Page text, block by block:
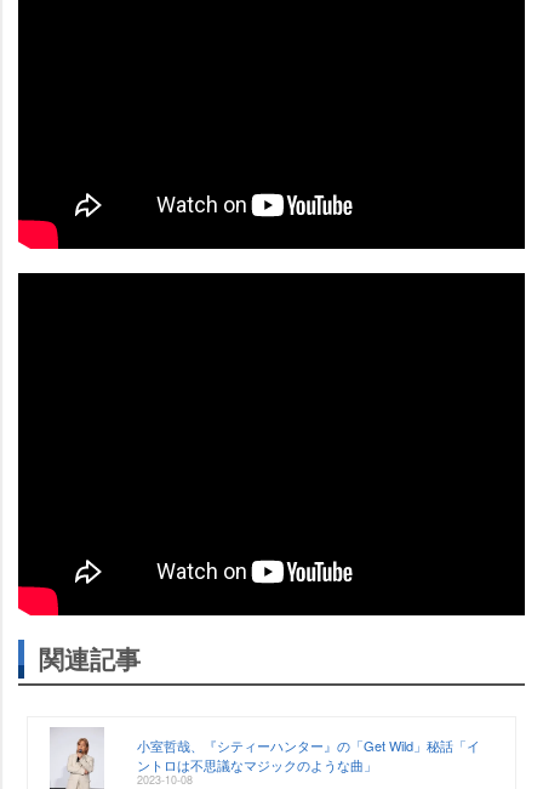
関連記事
小室哲哉、『シティーハンター』の「Get Wild」秘話「イ
ントロは不思議なマジックのような曲」
2023-10-08